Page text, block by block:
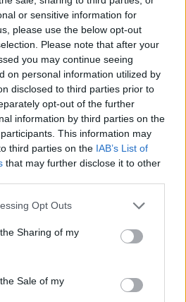
or sensitive information for
please use the below opt-out
Please note that after your
you may continue seeing
on personal information utilized by
disclosed to third parties prior to
opt-out of the further
information by third parties on the
This information may
third parties on the IAB’s List of
that may further disclose it to other
Opt Outs
Sharing of my
Sale of my
vuelta al trabajo: ¡consejos
organizarse!
LEER